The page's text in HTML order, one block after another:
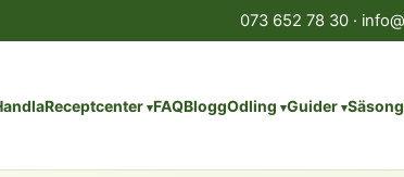
073 652 78 30 ·
Receptcenter FAQBloggOdling Guider Säsong